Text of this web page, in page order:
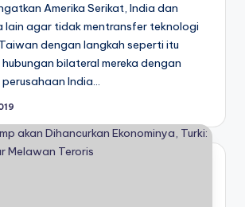
Amerika Serikat, India dan
agar tidak mentransfer teknologi
dengan langkah seperti itu
bilateral mereka dengan
perusahaan India…